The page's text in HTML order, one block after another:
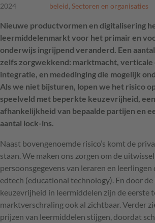
2024
beleid, Sectoren en organisaties
Nieuwe productvormen en digitalisering
leermiddelenmarkt voor het primair en
onderwijs ingrijpend veranderd. Een
zelfs zorgwekkend: marktmacht, verticale
integratie, en mededinging die mogelijk
Als we niet bijsturen, lopen we het risico
speelveld met beperkte keuzevrijheid,
afhankelijkheid van bepaalde partijen en
aantal lock-ins.
Naast bovengenoemde risico’s komt de
staan. We maken ons zorgen om de
persoonsgegevens van leraren en leerlingen
edtech (educational technology). En door
keuzevrijheid in leermiddelen zijn de eerste
marktverschraling ook al zichtbaar. Verder
prijzen van leermiddelen stijgen, doordat